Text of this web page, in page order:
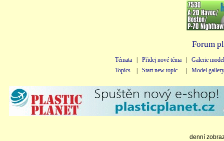
Forum
Témata Přidej nové téma
Galerie
Topics
Start new topic Model gallery
denní